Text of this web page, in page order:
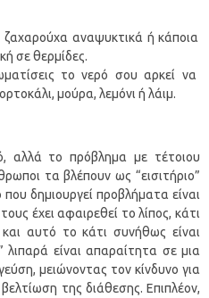
αναψυκτικά ή κάποια
σε θερμίδες.
το νερό σου αρκεί να
μούρα, λεμόνι ή λάιμ.
αλλά το πρόβλημα με τέτοιου
τα βλέπουν ως “εισιτήριο”
δημιουργεί προβλήματα είναι
έχει αφαιρεθεί το λίπος, κάτι
αυτό το κάτι συνήθως είναι
είναι απαραίτητα σε μια
μειώνοντας τον κίνδυνο για
της διάθεσης. Επιπλέον,